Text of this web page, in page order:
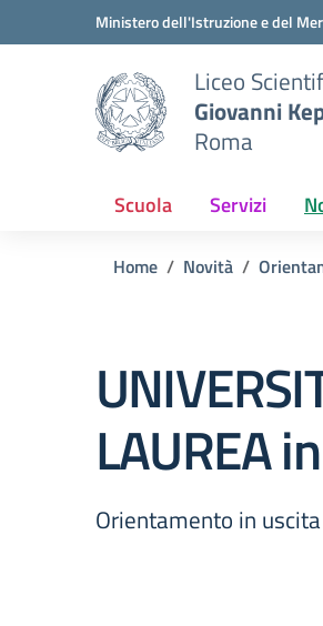
Vai ai contenuti
Vai al menu di navigazioneMinistero dell'Istruzione e del
Liceo
Giovanni
Roma
Scuola Servizi
Home Novità
LAUREA
Orientamento in uscita